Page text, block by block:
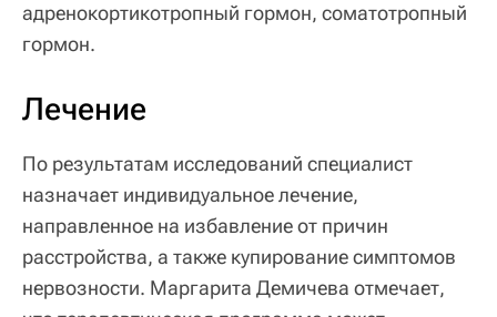
адренокортикотропный гормон, соматотропный
гормон.
Лечение
По результатам исследований специалист
назначает индивидуальное лечение,
направленное на избавление от причин
расстройства, а также купирование симптомов
нервозности. Маргарита Демичева отмечает,